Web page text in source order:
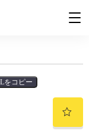
をコピー